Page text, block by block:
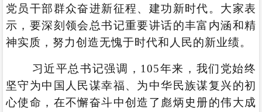
党员干部群众奋进新征程、建功新时代。大家表
示，要深刻领会总书记重要讲话的丰富内涵和精
神实质，努力创造无愧于时代和人民的新业绩。
习近平总书记强调，105年来，我们党始终
坚守为中国人民谋幸福、为中华民族谋复兴的初
心使命，在不懈奋斗中创造了彪炳史册的伟大成